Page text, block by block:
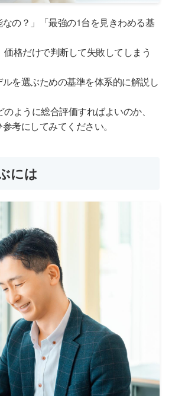
の？」「最強の1台を見きわめる基
格だけで判断して失敗してしまう
を選ぶための基準を体系的に解説し
ように総合評価すればよいのか、
考にしてみてください。
には